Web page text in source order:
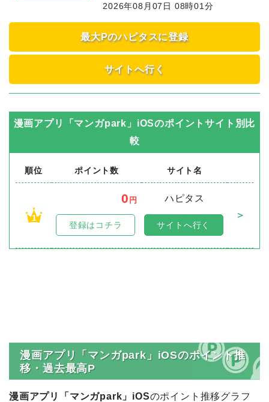
2026年08月07日 08時01分
最大Pのハピタスに登録
サイトへ行く
漫画アプリ「マンガpark」iOSのポイントサイト別比
較
順位 ポイント数 サイト名
1
0 円
ハピタス
＞
登録はコチラ サイトへ行く
漫画アプリ「マンガpark」iOSのポイント推
移・過去最高P
漫画アプリ「マンガpark」iOSのポイント推移グラフ